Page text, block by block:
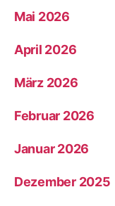
Mai 2026
April 2026
März 2026
Februar 2026
Januar 2026
Dezember 2025